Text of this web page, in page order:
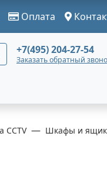
Оплата
+7(495) 204-27-54
Заказать обратный
CCTV Шкафы и